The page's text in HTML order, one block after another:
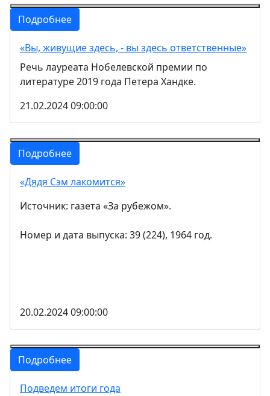
Подробнее
«Вы, живущие здесь, - вы здесь ответственные»
Речь лауреата Нобелевской премии по
литературе 2019 года Петера Хандке.
21.02.2024 09:00:00
Подробнее
«Дядя Сэм лакомится»
Источник: газета «За рубежом».
Номер и дата выпуска: 39 (224), 1964 год.
20.02.2024 09:00:00
Подробнее
Подведем итоги года